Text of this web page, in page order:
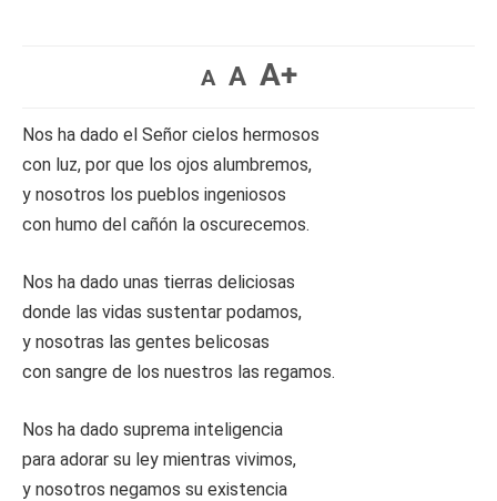
A A A+
Nos ha dado el Señor cielos hermosos
con luz, por que los ojos alumbremos,
y nosotros los pueblos ingeniosos
con humo del cañón la oscurecemos.
Nos ha dado unas tierras deliciosas
donde las vidas sustentar podamos,
y nosotras las gentes belicosas
con sangre de los nuestros las regamos.
Nos ha dado suprema inteligencia
para adorar su ley mientras vivimos,
y nosotros negamos su existencia